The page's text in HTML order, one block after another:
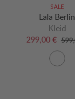
SALE
Lala Berlin
Kleid
299,00 €